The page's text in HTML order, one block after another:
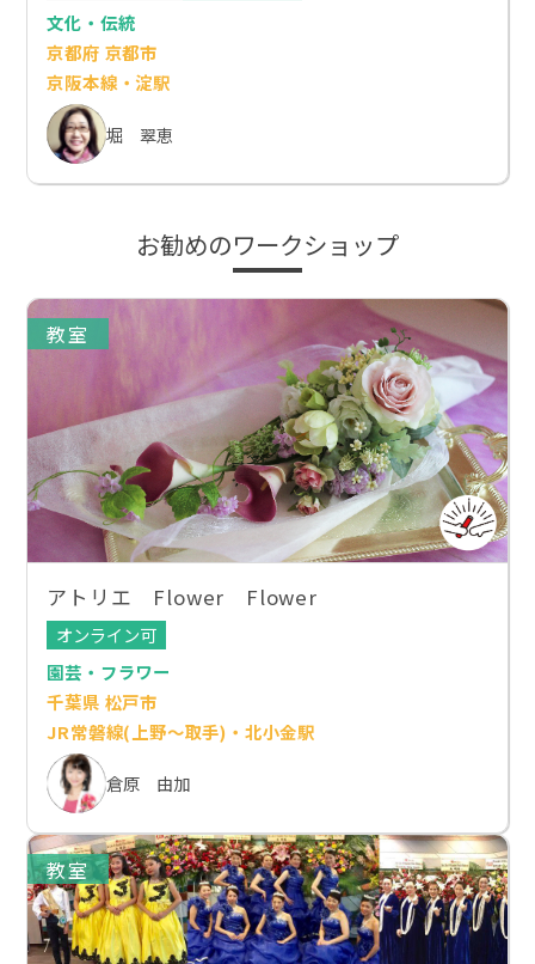
文化・伝統
京都府 京都市
京阪本線・淀駅
堀 翠恵
お勧めのワークショップ
教室
アトリエ Flower Flower
オンライン可
園芸・フラワー
千葉県 松戸市
JR常磐線(上野～取手)・北小金駅
倉原 由加
教室